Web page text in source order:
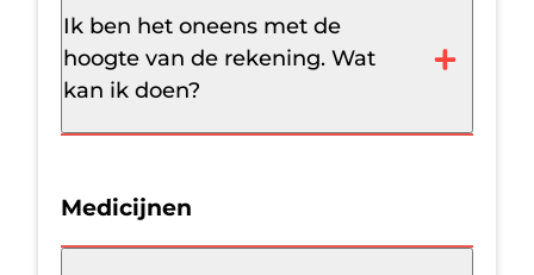
Ik ben het oneens met de
hoogte van de rekening. Wat
kan ik doen?
Medicijnen